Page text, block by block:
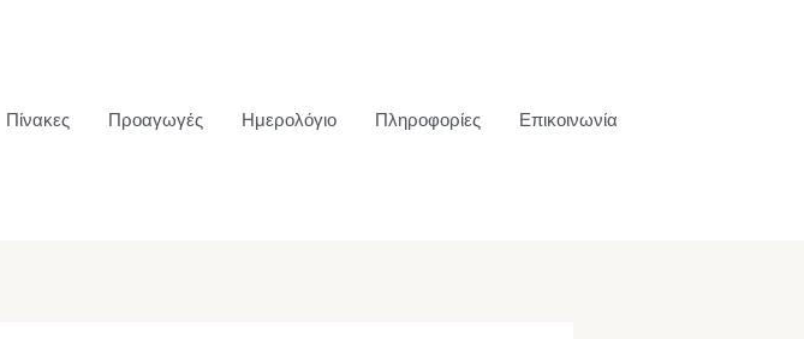
Πίνακες Προαγωγές Ημερολόγιο Πληροφορίες Επικοινωνία